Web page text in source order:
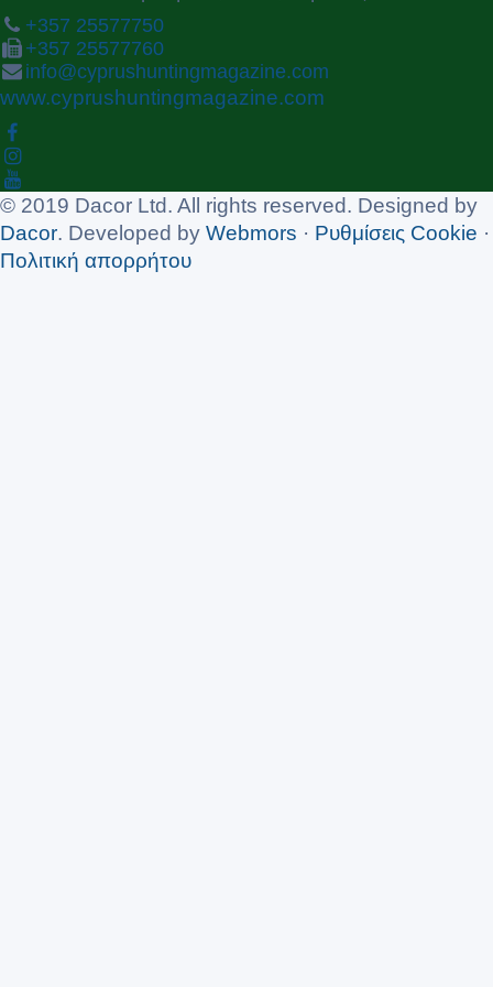
+357 25577750
+357 25577760
info@cyprushuntingmagazine.com
www.cyprushuntingmagazine.com
© 2019 Dacor Ltd. All rights reserved. Designed by
Dacor. Developed by Webmors · Ρυθμίσεις Cookie ·
Πολιτική απορρήτου